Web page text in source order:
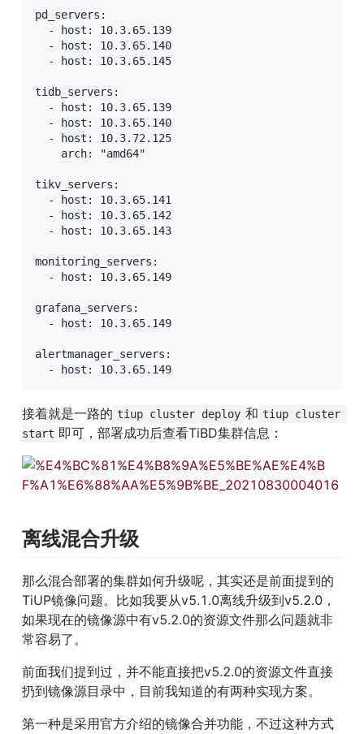
pd_servers:
  - host: 10.3.65.139
  - host: 10.3.65.140
  - host: 10.3.65.145
tidb_servers:
  - host: 10.3.65.139
  - host: 10.3.65.140
  - host: 10.3.72.125
    arch: "amd64"
tikv_servers:
  - host: 10.3.65.141
  - host: 10.3.65.142
  - host: 10.3.65.143
monitoring_servers:
  - host: 10.3.65.149
grafana_servers:
  - host: 10.3.65.149
alertmanager_servers:
  - host: 10.3.65.149
接着就是一路的 tiup cluster deploy 和 tiup cluster
start 即可，部署成功后查看TiBD集群信息：
离线混合升级
那么混合部署的集群如何升级呢，其实还是前面提到的
TiUP镜像问题。比如我要从v5.1.0离线升级到v5.2.0，
如果现在的镜像源中有v5.2.0的资源文件那么问题就非
常容易了。
前面我们提到过，并不能直接把v5.2.0的资源文件直接
扔到镜像源目录中，目前我知道的有两种实现方案。
第一种是采用官方介绍的镜像合并功能，不过这种方式